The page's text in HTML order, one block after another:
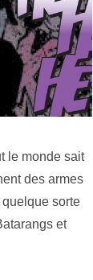
le monde sait
des armes
sorte
et